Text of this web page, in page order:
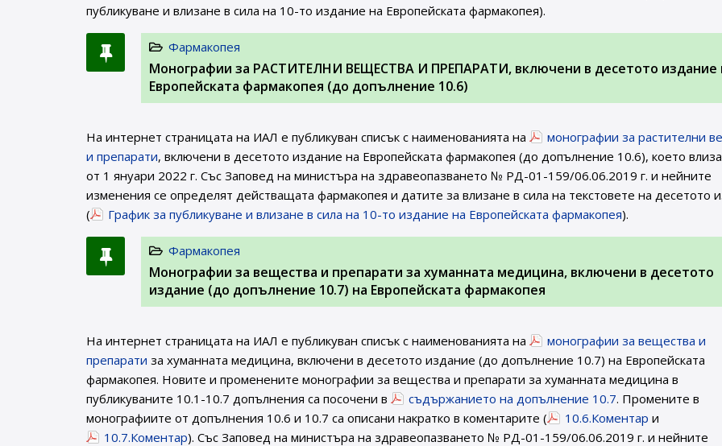
публикуване и влизане в сила на 10-то издание на Европейската фармакопея).
Фармакопея
Монографии за РАСТИТЕЛНИ ВЕЩЕСТВА И ПРЕПАРАТИ, включени в десетото издание
Европейската фармакопея (до допълнение 10.6)
На интернет страницата на ИАЛ e публикуван списък с наименованията на
монографии за растителни
и препарати, включени в десетото издание на Европейската фармакопея (до допълнение 10.6), което
от 1 януари 2022 г. Със Заповед на министъра на здравеопазването № РД-01-159/06.06.2019 г. и нейните
изменения се определят действащата фармакопея и датите за влизане в сила на текстовете на десетото
(
График за публикуване и влизане в сила на 10-то издание на Европейската фармакопея).
Фармакопея
Монографии за вещества и препарати за хуманната медицина, включени в десетото
издание (до допълнение 10.7) на Европейската фармакопея
На интернет страницата на ИАЛ e публикуван списък с наименованията на
монографии за вещества и
препарати за хуманната медицина, включени в десетото издание (до допълнение 10.7) на Европейската
фармакопея. Новите и променените монографии за вещества и препарати за хуманната медицина в
публикуваните 10.1-10.7 допълнения са посочени в
съдържанието на допълнение 10.7. Промените в
монографиите от допълнения 10.6 и 10.7 са описани накратко в коментарите (
10.6.Коментар и
10.7.Коментар). Със Заповед на министъра на здравеопазването № РД-01-159/06.06.2019 г. и нейните